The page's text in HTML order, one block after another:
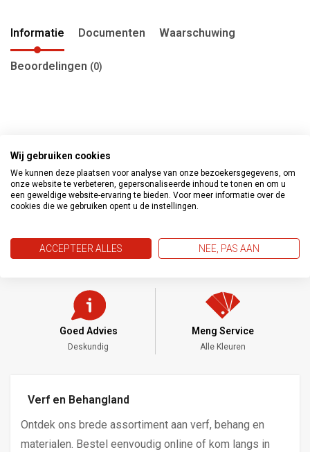
Informatie Documenten Waarschuwing
Beoordelingen (0)
Goed Advies
Deskundig
Meng Service
Alle Kleuren
Verf en Behangland
Ontdek ons brede assortiment aan verf, behang en
materialen. Bestel eenvoudig online of kom langs in
Wij gebruiken cookies
We kunnen deze plaatsen voor analyse van onze bezoekersgegevens, om
onze website te verbeteren, gepersonaliseerde inhoud te tonen en om u
een geweldige website-ervaring te bieden. Voor meer informatie over de
cookies die we gebruiken opent u de instellingen.
ACCEPTEER ALLES NEE, PAS AAN